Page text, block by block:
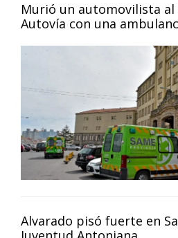
Murió un automovilista al
Autovía con una
Alvarado pisó fuerte en